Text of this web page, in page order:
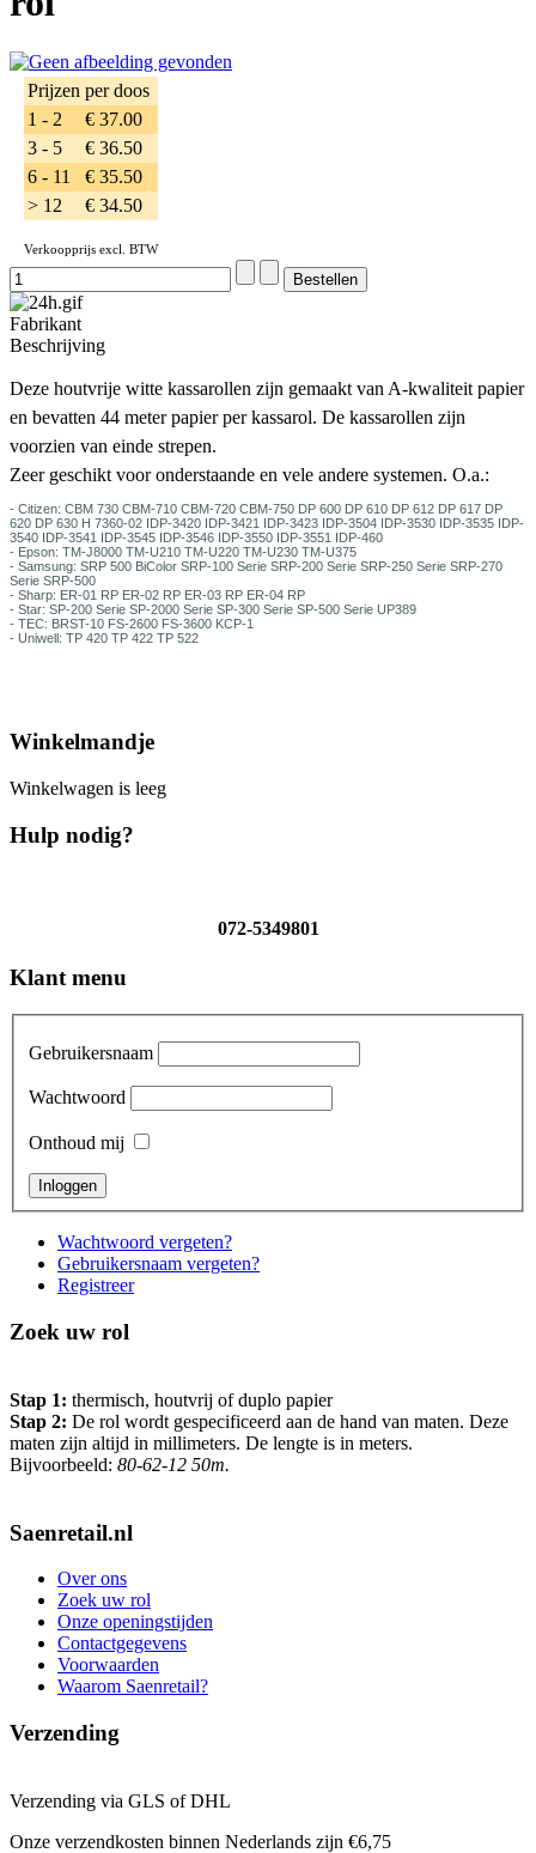
Prijzen per doos
1 - 2
€ 37.00
3 - 5
€ 36.50
6 - 11
€ 35.50
> 12
€ 34.50
Verkoopprijs excl. BTW
Fabrikant
Beschrijving
Deze houtvrije witte kassarollen zijn gemaakt van A-kwaliteit papier
en bevatten 44 meter papier per kassarol. De kassarollen zijn
voorzien van einde strepen.
Zeer geschikt voor onderstaande en vele andere systemen. O.a.:
- Citizen: CBM 730 CBM-710 CBM-720 CBM-750 DP 600 DP 610 DP 612 DP 617 DP
620 DP 630 H 7360-02 IDP-3420 IDP-3421 IDP-3423 IDP-3504 IDP-3530 IDP-3535 IDP-
3540 IDP-3541 IDP-3545 IDP-3546 IDP-3550 IDP-3551 IDP-460
- Epson: TM-J8000 TM-U210 TM-U220 TM-U230 TM-U375
- Samsung: SRP 500 BiColor SRP-100 Serie SRP-200 Serie SRP-250 Serie SRP-270
Serie SRP-500
- Sharp: ER-01 RP ER-02 RP ER-03 RP ER-04 RP
- Star: SP-200 Serie SP-2000 Serie SP-300 Serie SP-500 Serie UP389
- TEC: BRST-10 FS-2600 FS-3600 KCP-1
- Uniwell: TP 420 TP 422 TP 522
Winkelmandje
Winkelwagen is leeg
Hulp nodig?
072-5349801
Klant menu
Gebruikersnaam
Wachtwoord
Onthoud mij
Wachtwoord vergeten?
Gebruikersnaam vergeten?
Registreer
Zoek uw rol
Stap 1: thermisch, houtvrij of duplo papier
Stap 2: De rol wordt gespecificeerd aan de hand van maten. Deze
maten zijn altijd in millimeters. De lengte is in meters.
Bijvoorbeeld: 80-62-12 50m.
Saenretail.nl
Over ons
Zoek uw rol
Onze openingstijden
Contactgegevens
Voorwaarden
Waarom Saenretail?
Verzending
Verzending via GLS of DHL
Onze verzendkosten binnen Nederlands zijn €6,75